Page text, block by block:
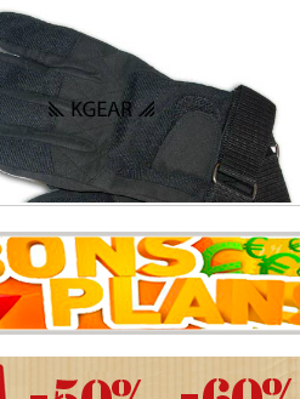
Polyester taille L - Noir - modèle ATF